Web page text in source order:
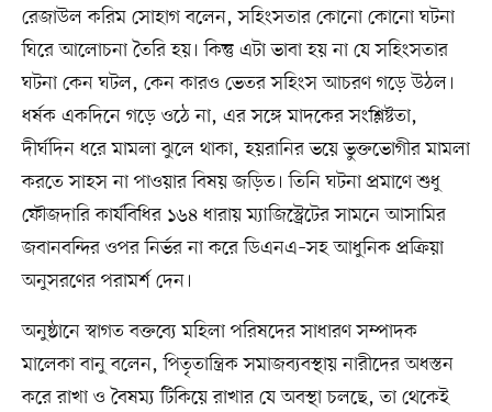
রেজাউল করিম সোহাগ বলেন, সহিংসতার কোনো কোনো ঘটনা
ঘিরে আলোচনা তৈরি হয়। কিন্তু এটা ভাবা হয় না যে সহিংসতার
ঘটনা কেন ঘটল, কেন কারও ভেতর সহিংস আচরণ গড়ে উঠল।
ধর্ষক একদিনে গড়ে ওঠে না, এর সঙ্গে মাদকের সংশ্লিষ্টতা,
দীর্ঘদিন ধরে মামলা ঝুলে থাকা, হয়রানির ভয়ে ভুক্তভোগীর মামলা
করতে সাহস না পাওয়ার বিষয় জড়িত। তিনি ঘটনা প্রমাণে শুধু
ফৌজদারি কার্যবিধির ১৬৪ ধারায় ম্যাজিস্ট্রেটের সামনে আসামির
জবানবন্দির ওপর নির্ভর না করে ডিএনএ–সহ আধুনিক প্রক্রিয়া
অনুসরণের পরামর্শ দেন।
অনুষ্ঠানে স্বাগত বক্তব্যে মহিলা পরিষদের সাধারণ সম্পাদক
মালেকা বানু বলেন, পিতৃতান্ত্রিক সমাজব্যবস্থায় নারীদের অধস্তন
করে রাখা ও বৈষম্য টিকিয়ে রাখার যে অবস্থা চলছে, তা থেকেই